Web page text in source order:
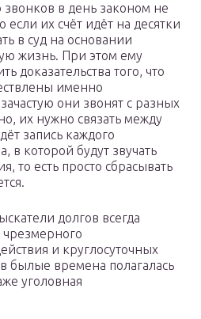
в день законом не
если их счёт идёт на десятки
в суд на основании
жизнь. При этом ему
доказательства того, что
именно
они звонят с разных
их нужно связать между
запись каждого
в которой будут звучать
то есть просто сбрасывать
долгов всегда
чрезмерного
и круглосуточных
былые времена полагалась
уголовная